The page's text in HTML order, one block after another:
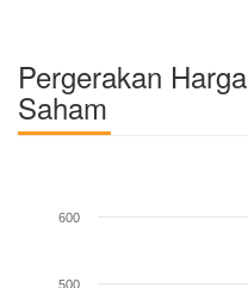
Pergerakan Harga
Saham
500
600